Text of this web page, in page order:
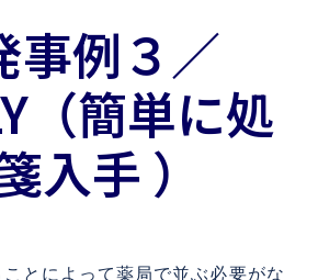
事例３／
（簡単に処
入手 ）
とによって薬局で並ぶ必要がな